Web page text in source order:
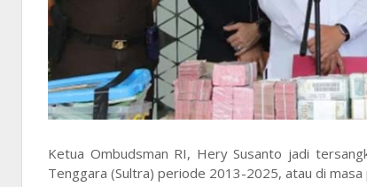
Ketua Ombudsman RI, Hery Susanto jadi
Tenggara (Sultra) periode 2013-2025, atau di